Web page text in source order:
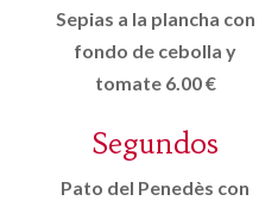
Sepias a la plancha con
fondo de cebolla y
tomate 6.00 €
Segundos
Pato del Penedès con